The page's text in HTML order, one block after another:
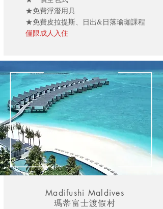
★免費浮潛用具
★免費皮拉提斯、日出&日落瑜珈課程
僅限成人入住
Madifushi Maldives
瑪蒂富士渡假村